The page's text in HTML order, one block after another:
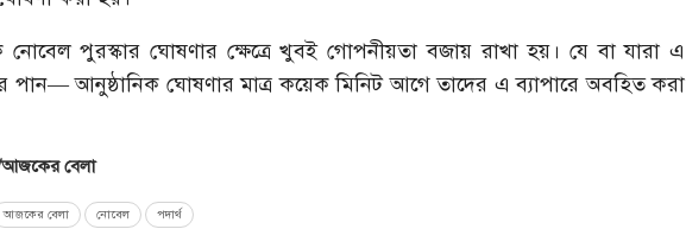
নোবেল পুরস্কার ঘোষণার ক্ষেত্রে খুবই গোপনীয়তা বজায় রাখা হয়। যে বা যারা এ
পান— আনুষ্ঠানিক ঘোষণার মাত্র কয়েক মিনিট আগে তাদের এ ব্যাপারে অবহিত করা
বেলা
আজকের বেলা নোবেল পদার্থ